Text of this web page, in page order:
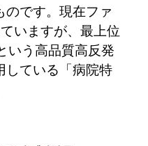
のです。現在ファ
いますが、最上位
いう高品質高反発
している「病院特